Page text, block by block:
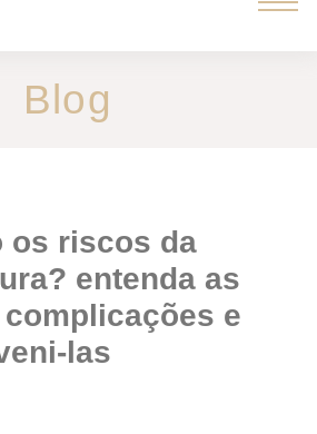
Blog
entenda as
e
las